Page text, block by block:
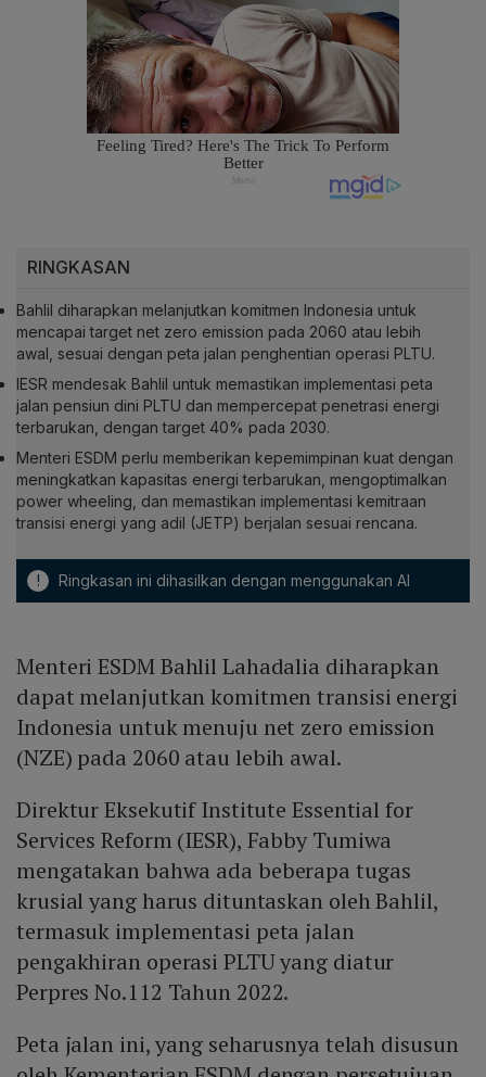
RINGKASAN
Bahlil diharapkan melanjutkan komitmen Indonesia untuk
mencapai target net zero emission pada 2060 atau lebih
awal, sesuai dengan peta jalan penghentian operasi PLTU.
IESR mendesak Bahlil untuk memastikan implementasi peta
jalan pensiun dini PLTU dan mempercepat penetrasi energi
terbarukan, dengan target 40% pada 2030.
Menteri ESDM perlu memberikan kepemimpinan kuat dengan
meningkatkan kapasitas energi terbarukan, mengoptimalkan
power wheeling, dan memastikan implementasi kemitraan
transisi energi yang adil (JETP) berjalan sesuai rencana.
! Ringkasan ini dihasilkan dengan menggunakan AI
Menteri ESDM Bahlil Lahadalia diharapkan
dapat melanjutkan komitmen transisi energi
Indonesia untuk menuju net zero emission
(NZE) pada 2060 atau lebih awal.
Direktur Eksekutif Institute Essential for
Services Reform (IESR), Fabby Tumiwa
mengatakan bahwa ada beberapa tugas
krusial yang harus dituntaskan oleh Bahlil,
termasuk implementasi peta jalan
pengakhiran operasi PLTU yang diatur
Perpres No.112 Tahun 2022.
Peta jalan ini, yang seharusnya telah disusun